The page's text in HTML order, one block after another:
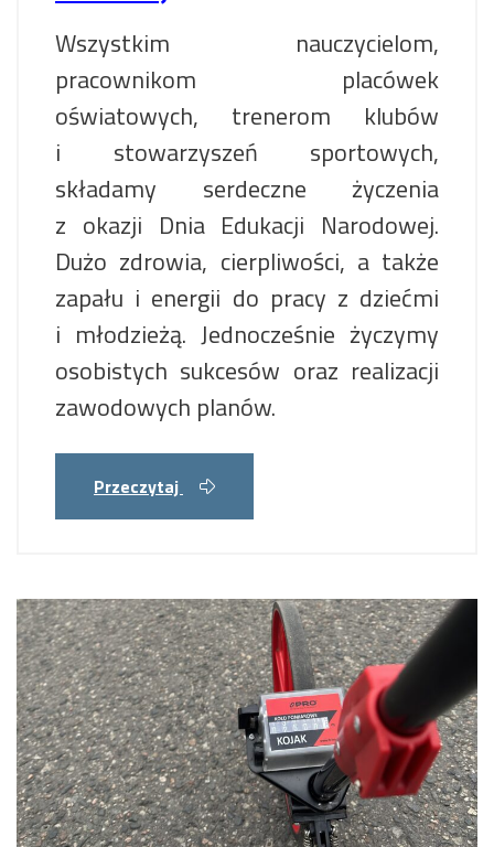
Wszystkim nauczycielom,
pracownikom placówek
oświatowych, trenerom klubów
i stowarzyszeń sportowych,
składamy serdeczne życzenia
z okazji Dnia Edukacji Narodowej.
Dużo zdrowia, cierpliwości, a także
zapału i energii do pracy z dziećmi
i młodzieżą. Jednocześnie życzymy
osobistych sukcesów oraz realizacji
zawodowych planów.
Przeczytaj